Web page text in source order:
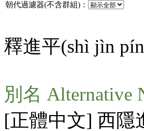
朝代過濾器(不含群組)：
釋進平(shì jìn
別名 Alternative
[正體中文] 西隱